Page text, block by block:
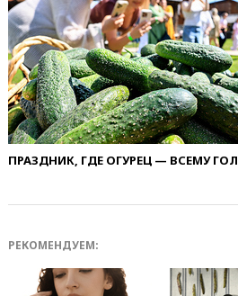
ПРАЗДНИК, ГДЕ ОГУРЕЦ — ВСЕМУ
РЕКОМЕНДУЕМ: